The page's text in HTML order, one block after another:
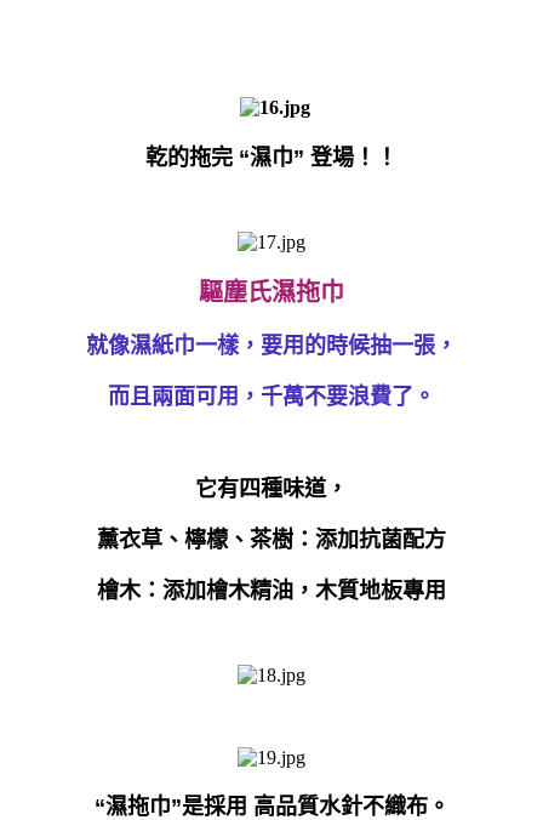
乾的拖完 “濕巾” 登場！！
驅塵氏濕拖巾
就像濕紙巾一樣，要用的時候抽一張，
而且兩面可用，千萬不要浪費了。
它有四種味道，
薰衣草、檸檬、茶樹：添加抗菌配方
檜木：添加檜木精油，木質地板專用
“濕拖巾”是採用 高品質水針不織布。